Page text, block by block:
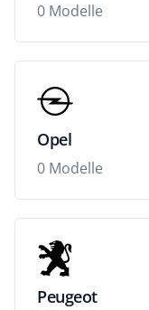
0 Modelle
Opel
0 Modelle
Peugeot